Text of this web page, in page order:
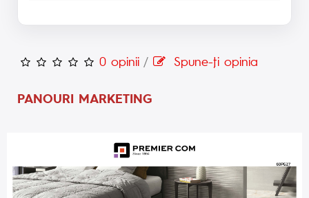
0 opinii / Spune-ţi opinia
PANOURI MARKETING